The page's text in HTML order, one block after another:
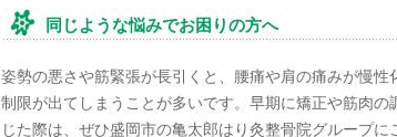
同じような悩みでお困りの方へ
姿勢の悪さや筋緊張が長引くと、腰痛や肩の痛みが慢
制限が出てしまうことが多いです。早期に矯正や筋肉
じた際は、ぜひ盛岡市の亀太郎はり灸整骨院グループに